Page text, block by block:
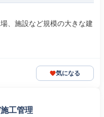
、施設など規模の大きな建
気になる
工管理